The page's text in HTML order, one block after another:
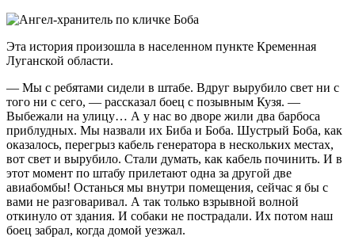
Эта история произошла в населенном пункте Кременная
Луганской области.
— Мы с ребятами сидели в штабе. Вдруг вырубило свет ни с
того ни с сего, — рассказал боец с позывным Кузя. —
Выбежали на улицу… А у нас во дворе жили два барбоса
приблудных. Мы назвали их Биба и Боба. Шустрый Боба, как
оказалось, перегрыз кабель генератора в нескольких местах,
вот свет и вырубило. Стали думать, как кабель починить. И в
этот момент по штабу прилетают одна за другой две
авиабомбы! Останься мы внутри помещения, сейчас я бы с
вами не разговаривал. А так только взрывной волной
откинуло от здания. И собаки не пострадали. Их потом наш
боец забрал, когда домой уезжал.